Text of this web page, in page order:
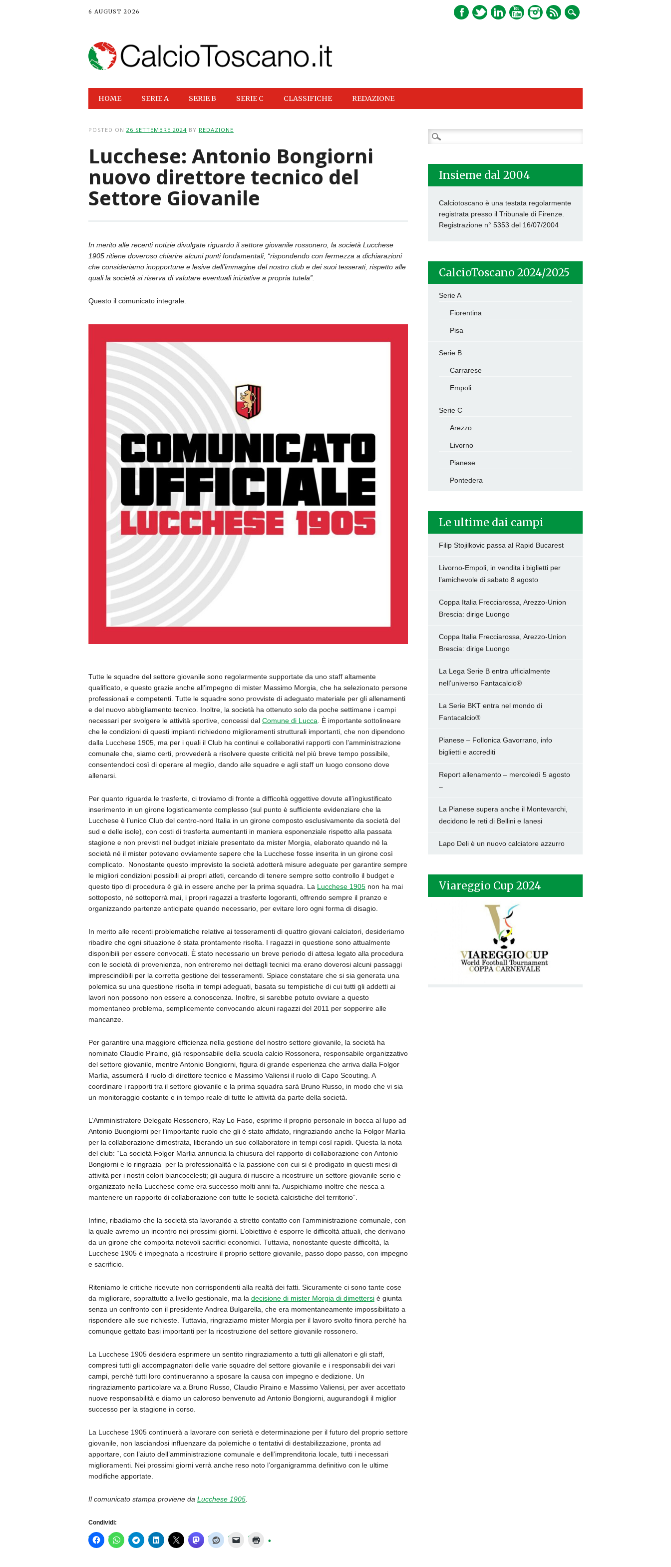
6 AUGUST 2026
Main menu
HOME SERIE A SERIE B SERIE C CLASSIFICHE REDAZIONE
POSTED ON 26 SETTEMBRE 2024 BY REDAZIONE
Lucchese: Antonio Bongiorni
nuovo direttore tecnico del
Settore Giovanile
In merito alle recenti notizie divulgate riguardo il settore giovanile rossonero, la società Lucchese
1905 ritiene doveroso chiarire alcuni punti fondamentali, “rispondendo con fermezza a dichiarazioni
che consideriamo inopportune e lesive dell’immagine del nostro club e dei suoi tesserati, rispetto alle
quali la società si riserva di valutare eventuali iniziative a propria tutela”.
Questo il comunicato integrale.
Tutte le squadre del settore giovanile sono regolarmente supportate da uno staff altamente
qualificato, e questo grazie anche all’impegno di mister Massimo Morgia, che ha selezionato persone
professionali e competenti. Tutte le squadre sono provviste di adeguato materiale per gli allenamenti
e del nuovo abbigliamento tecnico. Inoltre, la società ha ottenuto solo da poche settimane i campi
necessari per svolgere le attività sportive, concessi dal Comune di Lucca. È importante sottolineare
che le condizioni di questi impianti richiedono miglioramenti strutturali importanti, che non dipendono
dalla Lucchese 1905, ma per i quali il Club ha continui e collaborativi rapporti con l’amministrazione
comunale che, siamo certi, provvederà a risolvere queste criticità nel più breve tempo possibile,
consentendoci così di operare al meglio, dando alle squadre e agli staff un luogo consono dove
allenarsi.
Per quanto riguarda le trasferte, ci troviamo di fronte a difficoltà oggettive dovute all’ingiustificato
inserimento in un girone logisticamente complesso (sul punto è sufficiente evidenziare che la
Lucchese è l’unico Club del centro-nord Italia in un girone composto esclusivamente da società del
sud e delle isole), con costi di trasferta aumentanti in maniera esponenziale rispetto alla passata
stagione e non previsti nel budget iniziale presentato da mister Morgia, elaborato quando né la
società né il mister potevano ovviamente sapere che la Lucchese fosse inserita in un girone così
complicato.
Nonostante questo imprevisto la società adotterà misure adeguate per garantire sempre
le migliori condizioni possibili ai propri atleti, cercando di tenere sempre sotto controllo il budget e
questo tipo di procedura è già in essere anche per la prima squadra. La Lucchese 1905non ha mai
sottoposto, né sottoporrà mai, i propri ragazzi a trasferte logoranti, offrendo sempre il pranzo e
organizzando partenze anticipate quando necessario, per evitare loro ogni forma di disagio.
In merito alle recenti problematiche relative ai tesseramenti di quattro giovani calciatori, desideriamo
ribadire che ogni situazione è stata prontamente risolta. I ragazzi in questione sono attualmente
disponibili per essere convocati. È stato necessario un breve periodo di attesa legato alla procedura
con le società di provenienza, non entreremo nei dettagli tecnici ma erano doverosi alcuni passaggi
imprescindibili per la corretta gestione dei tesseramenti. Spiace constatare che si sia generata una
polemica su una questione risolta in tempi adeguati, basata su tempistiche di cui tutti gli addetti ai
lavori non possono non essere a conoscenza. Inoltre, si sarebbe potuto ovviare a questo
momentaneo problema, semplicemente convocando alcuni ragazzi del 2011 per sopperire alle
mancanze.
Per garantire una maggiore efficienza nella gestione del nostro settore giovanile, la società ha
nominato Claudio Piraino, già responsabile della scuola calcio Rossonera, responsabile organizzativo
del settore giovanile, mentre Antonio Bongiorni, figura di grande esperienza che arriva dalla Folgor
Marlia, assumerà il ruolo di direttore tecnico e Massimo Valiensi il ruolo di Capo Scouting. A
coordinare i rapporti tra il settore giovanile e la prima squadra sarà Bruno Russo, in modo che vi sia
un monitoraggio costante e in tempo reale di tutte le attività da parte della società.
L’Amministratore Delegato Rossonero, Ray Lo Faso, esprime il proprio personale in bocca al lupo ad
Antonio Buongiorni per l’importante ruolo che gli è stato affidato, ringraziando anche la Folgor Marlia
per la collaborazione dimostrata, liberando un suo collaboratore in tempi così rapidi. Questa la nota
del club: “La società Folgor Marlia annuncia la chiusura del rapporto di collaborazione con Antonio
Bongiorni e lo ringrazia per la professionalità e la passione con cui si è prodigato in questi mesi di
attività per i nostri colori biancocelesti; gli augura di riuscire a ricostruire un settore giovanile serio e
organizzato nella Lucchese come era successo molti anni fa. Auspichiamo inoltre che riesca a
mantenere un rapporto di collaborazione con tutte le società calcistiche del territorio”.
Infine, ribadiamo che la società sta lavorando a stretto contatto con l’amministrazione comunale, con
la quale avremo un incontro nei prossimi giorni. L’obiettivo è esporre le difficoltà attuali, che derivano
da un girone che comporta notevoli sacrifici economici. Tuttavia, nonostante queste difficoltà, la
Lucchese 1905 è impegnata a ricostruire il proprio settore giovanile, passo dopo passo, con impegno
e sacrificio.
Riteniamo le critiche ricevute non corrispondenti alla realtà dei fatti. Sicuramente ci sono tante cose
da migliorare, soprattutto a livello gestionale, ma la decisione di mister Morgia di dimettersiè giunta
senza un confronto con il presidente Andrea Bulgarella, che era momentaneamente impossibilitato a
rispondere alle sue richieste. Tuttavia, ringraziamo mister Morgia per il lavoro svolto finora perchè ha
comunque gettato basi importanti per la ricostruzione del settore giovanile rossonero.
La Lucchese 1905 desidera esprimere un sentito ringraziamento a tutti gli allenatori e gli staff,
compresi tutti gli accompagnatori delle varie squadre del settore giovanile e i responsabili dei vari
campi, perchè tutti loro continueranno a sposare la causa con impegno e dedizione. Un
ringraziamento particolare va a Bruno Russo, Claudio Piraino e Massimo Valiensi, per aver accettato
nuove responsabilità e diamo un caloroso benvenuto ad Antonio Bongiorni, augurandogli il miglior
successo per la stagione in corso.
La Lucchese 1905 continuerà a lavorare con serietà e determinazione per il futuro del proprio settore
giovanile, non lasciandosi influenzare da polemiche o tentativi di destabilizzazione, pronta ad
apportare, con l’aiuto dell’amministrazione comunale e dell’imprenditoria locale, tutti i necessari
miglioramenti. Nei prossimi giorni verrà anche reso noto l’organigramma definitivo con le ultime
modifiche apportate.
Il comunicato stampa proviene da Lucchese 1905.
Condividi:
Ricerca
per:
Insieme dal 2004
Calciotoscano è una testata regolarmente
registrata presso il Tribunale di Firenze.
Registrazione n° 5353 del 16/07/2004
CalcioToscano 2024/2025
Serie A
Fiorentina
Pisa
Serie B
Carrarese
Empoli
Serie C
Arezzo
Livorno
Pianese
Pontedera
Le ultime dai campi
Filip Stojilkovic passa al Rapid Bucarest
Livorno-Empoli, in vendita i biglietti per
l’amichevole di sabato 8 agosto
Coppa Italia Frecciarossa, Arezzo-Union
Brescia: dirige Luongo
Coppa Italia Frecciarossa, Arezzo-Union
Brescia: dirige Luongo
La Lega Serie B entra ufficialmente
nell’universo Fantacalcio®
La Serie BKT entra nel mondo di
Fantacalcio®
Pianese – Follonica Gavorrano, info
biglietti e accrediti
Report allenamento – mercoledì 5 agosto
–
La Pianese supera anche il Montevarchi,
decidono le reti di Bellini e Ianesi
Lapo Deli è un nuovo calciatore azzurro
Viareggio Cup 2024